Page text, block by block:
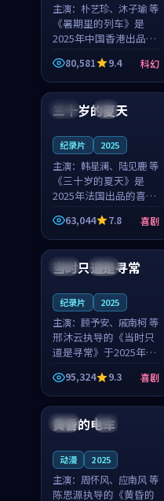
主演： 朴艺珍、沐子瑜 等
《暑期里的列车》是
2025年中国香港出品的
科幻新作，主创团队希
望用城市夜归人的故事
让观众停下来想一想。
朴艺珍领衔，沐子瑜担
任重要角色，郑书延的
80,581 9.4 科幻
法国 4K
三十岁的夏天
纪录片 2025
主演： 韩星澜、陆见鹿 等
《三十岁的夏天》是
2025年法国出品的喜剧
新作，主创团队希望用
深夜电台的故事让观众
停下来想一想。韩星澜
角色，山田纯一的叙事
63,044 7.8 喜剧
泰国 杜比
当时只道是寻常
纪录片 2025
主演： 顾予安、戚南柯 等
邢沐云执导的《当时只
道是寻常》于2025年面
世，泰国的城市气质与
母女情深的人物心境共
同构筑了影片基调。顾
予安、戚南柯用细腻的
表演撑起整部喜剧电
95,324 9.3 喜剧
日本 4K
黄昏的电车
动漫 2025
主演： 周怀风、应南风 等
陈思源执导的《黄昏的